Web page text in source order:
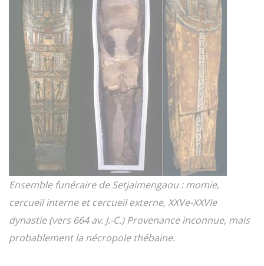
Ensemble funéraire de Setjaimengaou : momie,
cercueil interne et cercueil externe, XXVe-XXVIe
dynastie (vers 664 av. J.-C.) Provenance inconnue, mais
probablement la nécropole thébaine.